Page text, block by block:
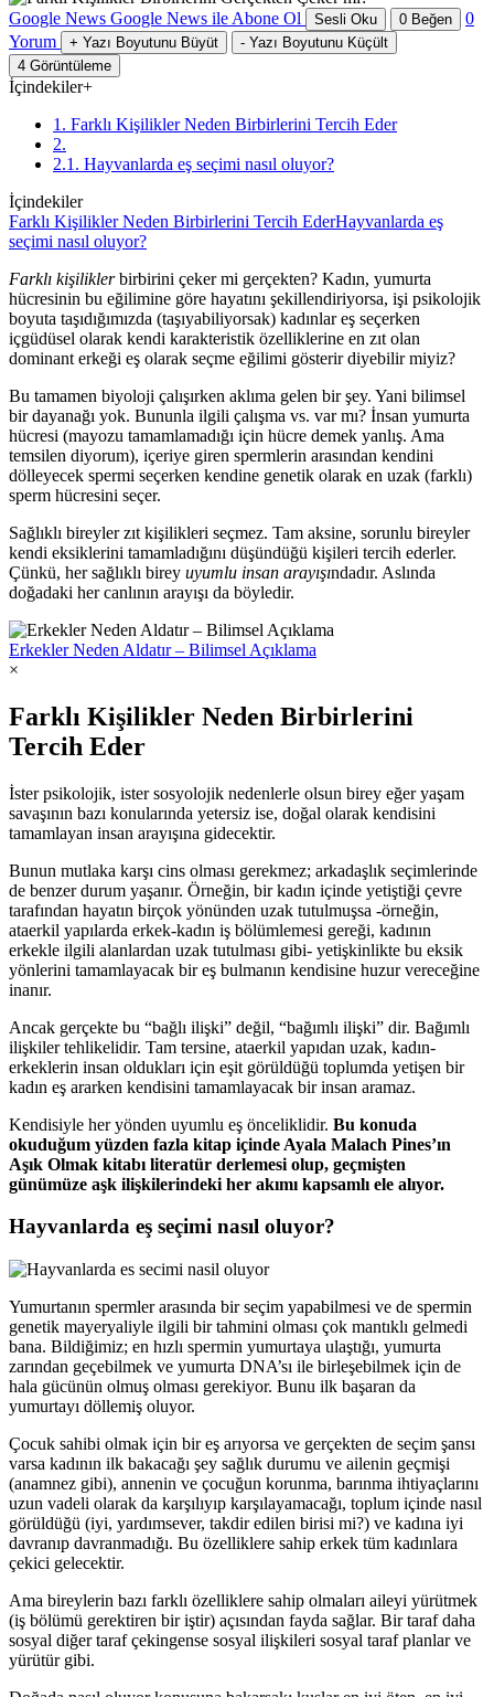
Google News Google News ile Abone Ol Sesli Oku 0 Beğen
0
Yorum
+ Yazı Boyutunu Büyüt - Yazı Boyutunu Küçült
4 Görüntüleme
İçindekiler+
1. Farklı Kişilikler Neden Birbirlerini Tercih Eder
2.
2.1. Hayvanlarda eş seçimi nasıl oluyor?
İçindekiler
Farklı Kişilikler Neden Birbirlerini Tercih EderHayvanlarda eş
seçimi nasıl oluyor?
Farklı kişiliklerbirbirini çeker mi gerçekten? Kadın, yumurta
hücresinin bu eğilimine göre hayatını şekillendiriyorsa, işi psikolojik
boyuta taşıdığımızda (taşıyabiliyorsak) kadınlar eş seçerken
içgüdüsel olarak kendi karakteristik özelliklerine en zıt olan
dominant erkeği eş olarak seçme eğilimi gösterir diyebilir miyiz?
Bu tamamen biyoloji çalışırken aklıma gelen bir şey. Yani bilimsel
bir dayanağı yok. Bununla ilgili çalışma vs. var mı? İnsan yumurta
hücresi (mayozu tamamlamadığı için hücre demek yanlış. Ama
temsilen diyorum), içeriye giren spermlerin arasından kendini
dölleyecek spermi seçerken kendine genetik olarak en uzak (farklı)
sperm hücresini seçer.
Sağlıklı bireyler zıt kişilikleri seçmez. Tam aksine, sorunlu bireyler
kendi eksiklerini tamamladığını düşündüğü kişileri tercih ederler.
Çünkü, her sağlıklı birey uyumlu insan arayışındadır. Aslında
doğadaki her canlının arayışı da böyledir.
Erkekler Neden Aldatır – Bilimsel Açıklama
×
Farklı Kişilikler Neden Birbirlerini
Tercih Eder
İster psikolojik, ister sosyolojik nedenlerle olsun birey eğer yaşam
savaşının bazı konularında yetersiz ise, doğal olarak kendisini
tamamlayan insan arayışına gidecektir.
Bunun mutlaka karşı cins olması gerekmez; arkadaşlık seçimlerinde
de benzer durum yaşanır. Örneğin, bir kadın içinde yetiştiği çevre
tarafından hayatın birçok yönünden uzak tutulmuşsa -örneğin,
ataerkil yapılarda erkek-kadın iş bölümlemesi gereği, kadının
erkekle ilgili alanlardan uzak tutulması gibi- yetişkinlikte bu eksik
yönlerini tamamlayacak bir eş bulmanın kendisine huzur vereceğine
inanır.
Ancak gerçekte bu “bağlı ilişki” değil, “bağımlı ilişki” dir. Bağımlı
ilişkiler tehlikelidir. Tam tersine, ataerkil yapıdan uzak, kadın-
erkeklerin insan oldukları için eşit görüldüğü toplumda yetişen bir
kadın eş ararken kendisini tamamlayacak bir insan aramaz.
Kendisiyle her yönden uyumlu eş önceliklidir. Bu konuda
okuduğum yüzden fazla kitap içinde Ayala Malach Pines’ın
Aşık Olmak kitabı literatür derlemesi olup, geçmişten
günümüze aşk ilişkilerindeki her akımı kapsamlı ele alıyor.
Hayvanlarda eş seçimi nasıl oluyor?
Yumurtanın spermler arasında bir seçim yapabilmesi ve de spermin
genetik mayeryaliyle ilgili bir tahmini olması çok mantıklı gelmedi
bana. Bildiğimiz; en hızlı spermin yumurtaya ulaştığı, yumurta
zarından geçebilmek ve yumurta DNA’sı ile birleşebilmek için de
hala gücünün olmuş olması gerekiyor. Bunu ilk başaran da
yumurtayı döllemiş oluyor.
Çocuk sahibi olmak için bir eş arıyorsa ve gerçekten de seçim şansı
varsa kadının ilk bakacağı şey sağlık durumu ve ailenin geçmişi
(anamnez gibi), annenin ve çocuğun korunma, barınma ihtiyaçlarını
uzun vadeli olarak da karşılıyıp karşılayamacağı, toplum içinde nasıl
görüldüğü (iyi, yardımsever, takdir edilen birisi mi?) ve kadına iyi
davranıp davranmadığı. Bu özelliklere sahip erkek tüm kadınlara
çekici gelecektir.
Ama bireylerin bazı farklı özelliklere sahip olmaları aileyi yürütmek
(iş bölümü gerektiren bir iştir) açısından fayda sağlar. Bir taraf daha
sosyal diğer taraf çekingense sosyal ilişkileri sosyal taraf planlar ve
yürütür gibi.